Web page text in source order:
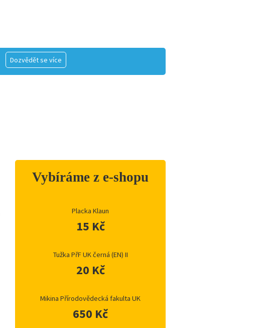
Dozvědět se více
Vybíráme z e-shopu
Placka Klaun
15 Kč
Tužka PřF UK černá (EN) II
20 Kč
Mikina Přírodovědecká fakulta UK
650 Kč